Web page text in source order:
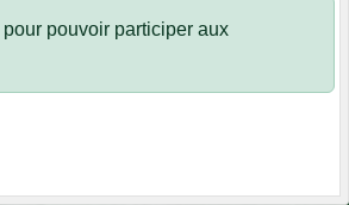
pour pouvoir participer aux